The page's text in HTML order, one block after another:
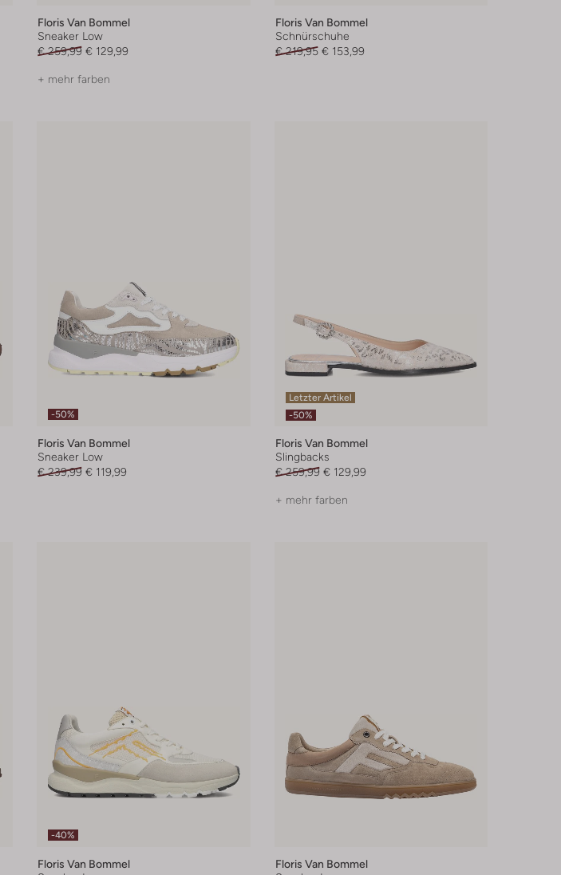
Floris Van Bommel
Sneaker Low
€ 259,99 € 129,99
+ mehr farben
Floris Van Bommel
Schnürschuhe
€ 219,95 € 153,99
-50%
Floris Van Bommel
Sneaker Low
€ 239,99 € 119,99
Letzter Artikel
-50%
Floris Van Bommel
Slingbacks
€ 259,99 € 129,99
+ mehr farben
-40%
Floris Van Bommel
Floris Van Bommel